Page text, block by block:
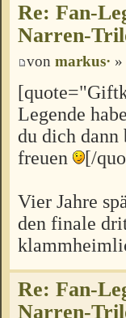
Re: Fan-
Narren-
von markus·
Legende
du dich
freuen
[/
Vier Jahre
den finale
Re: Fan-
Narren-